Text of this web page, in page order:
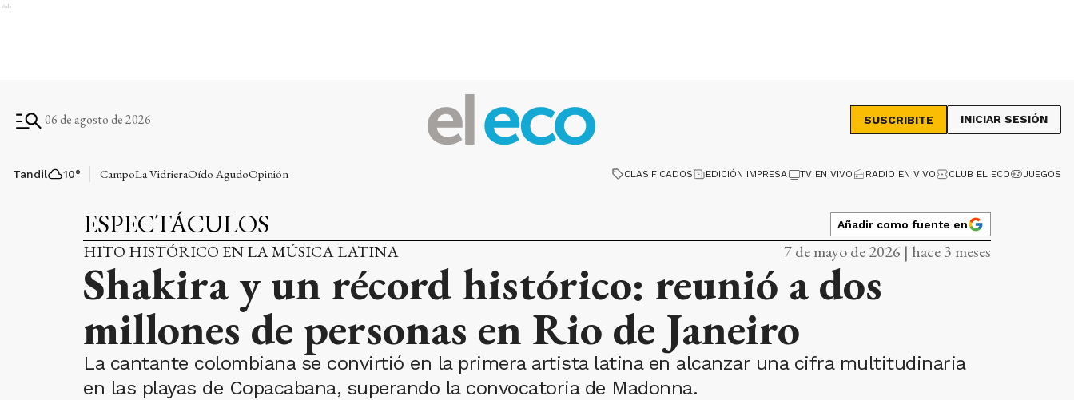
Ads
06 de agosto de 2026 SUSCRIBITE INICIAR SESIÓN
Tandil 10° CampoLa VidrieraOído AgudoOpinión CLASIFICADOS EDICIÓN IMPRESA TV EN VIVO RADIO EN VIVO CLUB EL ECO JUEGOS
ESPECTÁCULOS Añadir como fuente en
HITO HISTÓRICO EN LA MÚSICA LATINA 7 de mayo de 2026 | hace 3 meses
Shakira y un récord histórico: reunió a dos
millones de personas en Rio de Janeiro
La cantante colombiana se convirtió en la primera artista latina en alcanzar una cifra multitudinaria
en las playas de Copacabana, superando la convocatoria de Madonna.